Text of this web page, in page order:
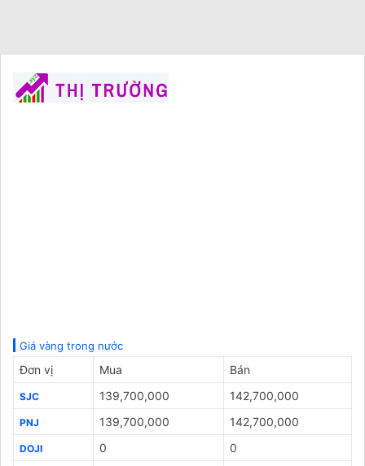
Giá vàng trong nước
Đơn vị Mua Bán
SJC 139,700,000 142,700,000
PNJ 139,700,000 142,700,000
DOJI 0 0